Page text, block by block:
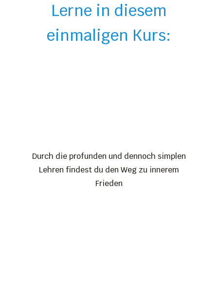
Lerne in diesem
einmaligen Kurs:
Durch die profunden und dennoch simplen
Lehren findest du den Weg zu innerem
Frieden